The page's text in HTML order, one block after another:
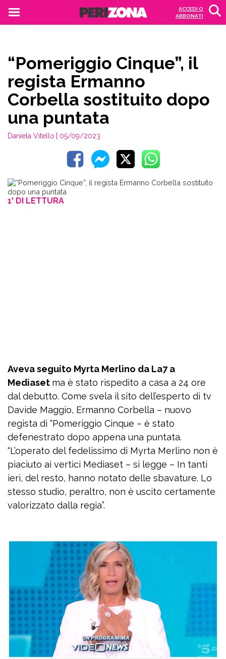
ACCEDI O
ABBONATI
“Pomeriggio Cinque”, il
regista Ermanno
Corbella sostituito dopo
una puntata
Daniela Vitello | 05/09/2023
1' DI LETTURA
Aveva seguito Myrta Merlino da La7 a
Mediaset ma è stato rispedito a casa a 24 ore
dal debutto. Come svela il sito dell’esperto di tv
Davide Maggio, Ermanno Corbella – nuovo
regista di “Pomeriggio Cinque – è stato
defenestrato dopo appena una puntata.
“L’operato del fedelissimo di Myrta Merlino non è
piaciuto ai vertici Mediaset – si legge – In tanti
ieri, del resto, hanno notato delle sbavature. Lo
stesso studio, peraltro, non è uscito certamente
valorizzato dalla regia”.